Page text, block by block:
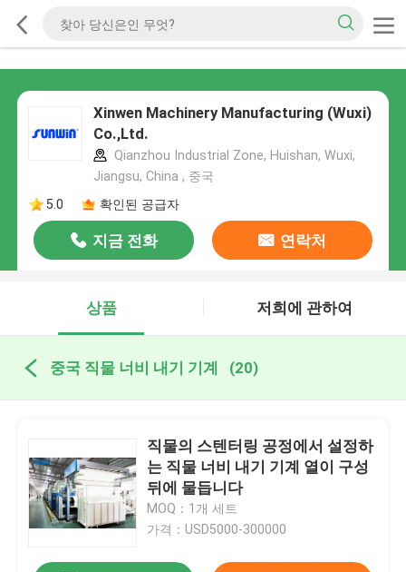
Xinwen Machinery Manufacturing (Wuxi)
Co.,Ltd.
Qianzhou Industrial Zone, Huishan, Wuxi,
Jiangsu, China , 중국
5.0
확인된 공급자
지금 전화 연락처
상품 저희에 관하여
중국 직물 너비 내기 기계 (20)
직물의 스텐터링 공정에서 설정하
는 직물 너비 내기 기계 열이 구성
뒤에 물듭니다
MOQ：1개 세트
가격：USD5000-300000